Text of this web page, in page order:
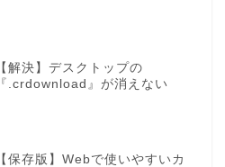
【解決】デスクトップの
『.crdownload』が消えない
【保存版】Webで使いやすいカ